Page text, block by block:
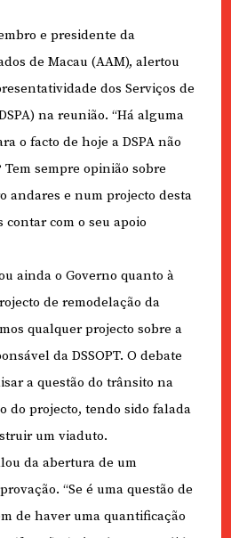
e presidente da
de Macau (AAM), alertou
dos Serviços de
na reunião. “Há alguma
o facto de hoje a DSPA não
sempre opinião sobre
andares e num projecto desta
com o seu apoio
ainda o Governo quanto à
de remodelação da
qualquer projecto sobre a
da DSSOPT. O debate
a questão do trânsito na
do projecto, tendo sido falada
um viaduto.
da abertura de um
“Se é uma questão de
de haver uma quantificação